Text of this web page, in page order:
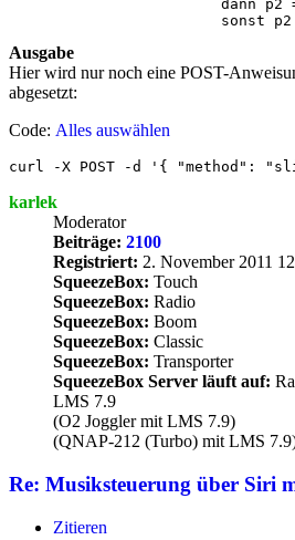
sonst
Ausgabe
Hier wird nur noch eine POST-
abgesetzt:
Code: Alles auswählen
curl -X POST -d '{ "method":
karlek
Moderator
Beiträge: 2100
Registriert: 2. November 2011
SqueezeBox: Touch
SqueezeBox: Radio
SqueezeBox: Boom
SqueezeBox: Classic
SqueezeBox: Transporter
SqueezeBox Server läuft auf:
LMS 7.9
(O2 Joggler mit LMS 7.9)
(QNAP-212 (Turbo) mit LMS
Re: Musiksteuerung über Siri
Zitieren